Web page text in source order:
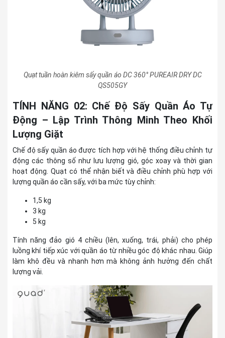
Quạt tuần hoàn kiêm sấy quần áo DC 360° PUREAIR DRY DC
QS505GY
TÍNH NĂNG 02: Chế Độ Sấy Quần Áo Tự
Động – Lập Trình Thông Minh Theo Khối
Lượng Giặt
Chế độ sấy quần áo được tích hợp với hệ thống điều chỉnh tự
động các thông số như lưu lượng gió, góc xoay và thời gian
hoạt động. Quạt có thể nhận biết và điều chỉnh phù hợp với
lượng quần áo cần sấy, với ba mức tùy chỉnh:
1,5 kg
3 kg
5 kg
Tính năng đảo gió 4 chiều (lên, xuống, trái, phải) cho phép
luồng khí tiếp xúc với quần áo từ nhiều góc độ khác nhau. Giúp
làm khô đều và nhanh hơn mà không ảnh hưởng đến chất
lượng vải.